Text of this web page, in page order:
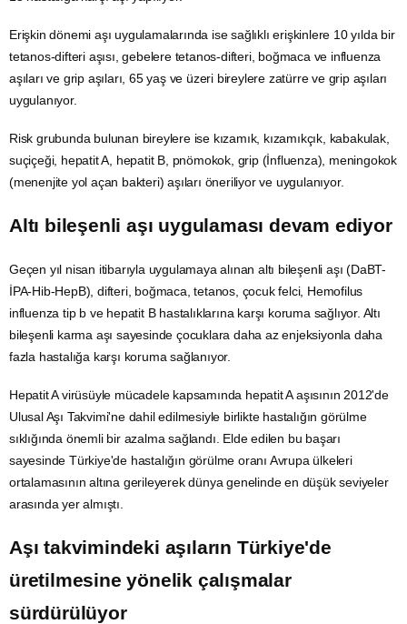
Erişkin dönemi aşı uygulamalarında ise sağlıklı erişkinlere 10 yılda bir
tetanos-difteri aşısı, gebelere tetanos-difteri, boğmaca ve influenza
aşıları ve grip aşıları, 65 yaş ve üzeri bireylere zatürreve grip aşıları
uygulanıyor.
Risk grubunda bulunan bireylere ise kızamık, kızamıkçık, kabakulak,
suçiçeği, hepatit A, hepatit B, pnömokok, grip (İnfluenza), meningokok
(menenjite yol açan bakteri) aşıları öneriliyor ve uygulanıyor.
Altı bileşenli aşı uygulaması devam ediyor
Geçen yıl nisan itibarıyla uygulamaya alınan altı bileşenli aşı (DaBT-
İPA-Hib-HepB), difteri, boğmaca, tetanos, çocuk felci, Hemofilus
influenza tip b ve hepatit B hastalıklarına karşı koruma sağlıyor. Altı
bileşenli karma aşı sayesinde çocuklara daha az enjeksiyonla daha
fazla hastalığa karşı koruma sağlanıyor.
Hepatit A virüsüyle mücadele kapsamında hepatit A aşısının 2012'de
Ulusal Aşı Takvimi'ne dahil edilmesiyle birlikte hastalığın görülme
sıklığında önemli bir azalma sağlandı. Elde edilen bu başarı
sayesinde Türkiye'de hastalığın görülme oranı Avrupa ülkeleri
ortalamasının altına gerileyerek dünya genelinde en düşük seviyeler
arasında yer almıştı.
Aşı takvimindeki aşıların Türkiye'de
üretilmesine yönelik çalışmalar
sürdürülüyor